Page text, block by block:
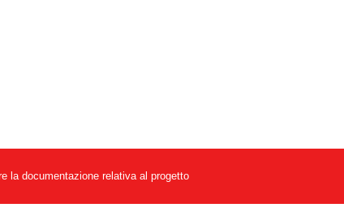
la documentazione relativa al progetto